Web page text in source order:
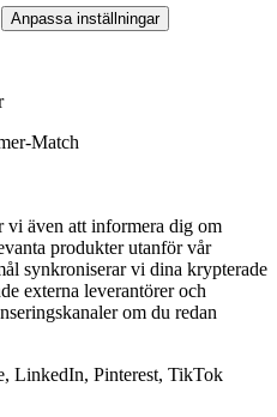
Anpassa inställningar
Match
vi även att informera dig om
produkter utanför vår
synkroniserar vi dina krypterade
externa leverantörer och
om du redan
LinkedIn, Pinterest, TikTok